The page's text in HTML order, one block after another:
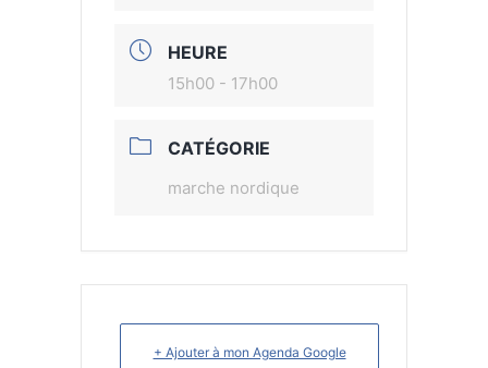
HEURE
15h00 - 17h00
CATÉGORIE
marche nordique
+ Ajouter à mon Agenda Google